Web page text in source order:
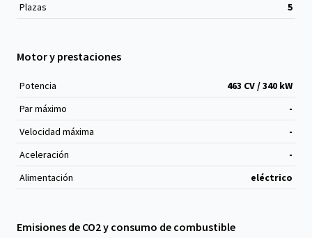
Plazas
5
Motor y prestaciones
Potencia
463 CV / 340 kW
Par máximo
-
Velocidad máxima
-
Aceleración
-
Alimentación
eléctrico
Emisiones de CO2 y consumo de combustible